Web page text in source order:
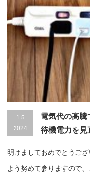
1.5
2024
電気代の高騰
待機電力を見
明けましておめでとうご
よう努めて参りますので